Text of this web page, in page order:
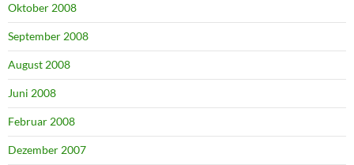
Oktober 2008
September 2008
August 2008
Juni 2008
Februar 2008
Dezember 2007